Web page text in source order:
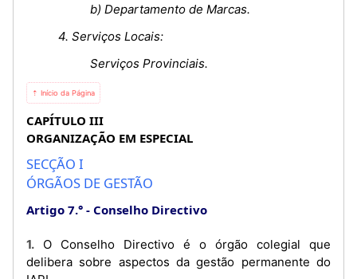
b) Departamento de Marcas.
4. Serviços Locais:
Serviços Provinciais.
⇡ Início da Página
CAPÍTULO III
ORGANIZAÇÃO EM ESPECIAL
SECÇÃO I
ÓRGÃOS DE GESTÃO
Artigo 7.° Conselho Directivo
1. O Conselho Directivo é o órgão colegial que
delibera sobre aspectos da gestão permanente do